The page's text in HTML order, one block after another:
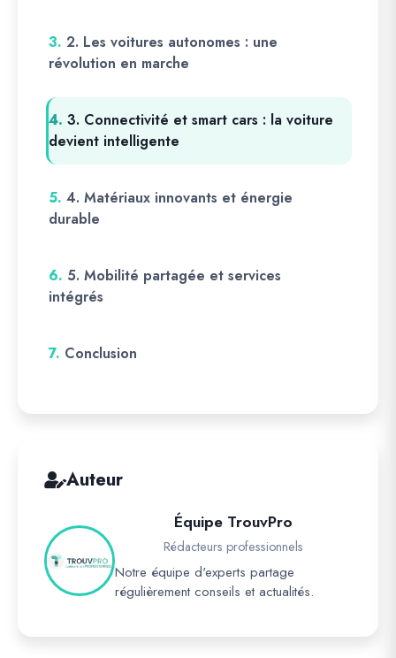
3. 2. Les voitures autonomes : une
révolution en marche
4. 3. Connectivité et smart cars : la voiture
devient intelligente
5. 4. Matériaux innovants et énergie
durable
6. 5. Mobilité partagée et services
intégrés
7. Conclusion
Auteur
Équipe TrouvPro
Rédacteurs professionnels
Notre équipe d'experts partage
régulièrement conseils et actualités.